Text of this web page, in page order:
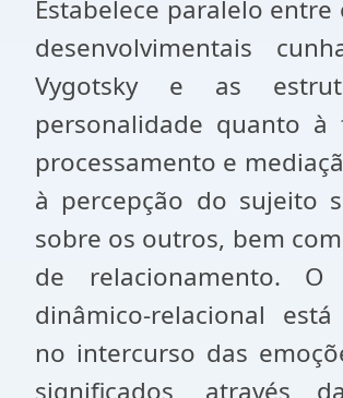
Estabelece paralelo entre
desenvolvimentais
Vygotsky e as
personalidade quanto à
processamento e
à percepção do sujeito
sobre os outros, bem
de relacionamento. O
dinâmico-relacional
no intercurso das
significados, através